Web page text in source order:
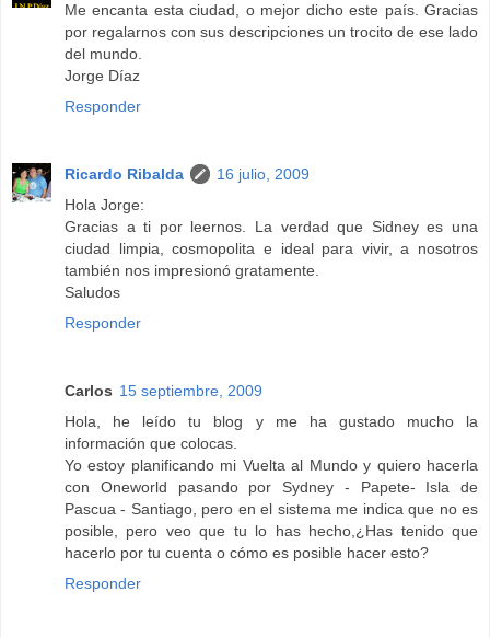
Me encanta esta ciudad, o mejor dicho este país. Gracias
por regalarnos con sus descripciones un trocito de ese lado
del mundo.
Jorge Díaz
Responder
Ricardo Ribalda
16 julio, 2009
Hola Jorge:
Gracias a ti por leernos. La verdad que Sidney es una
ciudad limpia, cosmopolita e ideal para vivir, a nosotros
también nos impresionó gratamente.
Saludos
Responder
Carlos 15 septiembre, 2009
Hola, he leído tu blog y me ha gustado mucho la
información que colocas.
Yo estoy planificando mi Vuelta al Mundo y quiero hacerla
con Oneworld pasando por Sydney - Papete- Isla de
Pascua - Santiago, pero en el sistema me indica que no es
posible, pero veo que tu lo has hecho,¿Has tenido que
hacerlo por tu cuenta o cómo es posible hacer esto?
Responder